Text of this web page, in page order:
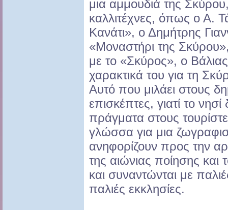
μια αμμουδιά της Σκύρου,
καλλιτέχνες, όπως ο Α.
Κανάτι», ο Δημήτρης
«Μοναστήρι της
με το «Σκύρος», ο
χαρακτικά του για τη
Αυτό που μιλάει στους
επισκέπτες, γιατί το
πράγματα στους
γλώσσα για μια
ανηφορίζουν προς την
της αιώνιας ποίησης
και συναντώνται με
παλιές εκκλησίες.